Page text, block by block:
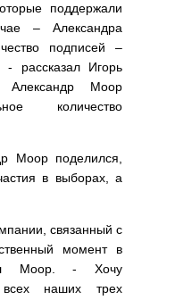
поддержали
– Александра
подписей –
рассказал Игорь
Моор
количество
Моор поделился,
в выборах, а
связанный с
момент в
Моор. - Хочу
всех наших трех